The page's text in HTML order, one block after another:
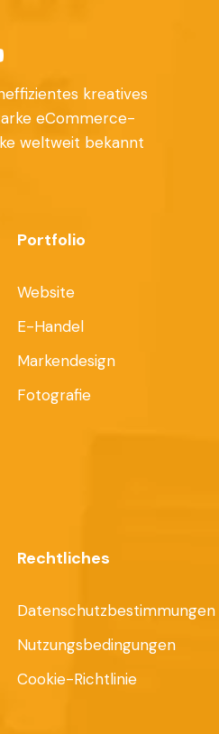
kreatives
eCommerce-
weltweit bekannt
Portfolio
Website
E-Handel
Markendesign
Fotografie
Rechtliches
Datenschutzbestimmungen
Nutzungsbedingungen
Cookie-Richtlinie